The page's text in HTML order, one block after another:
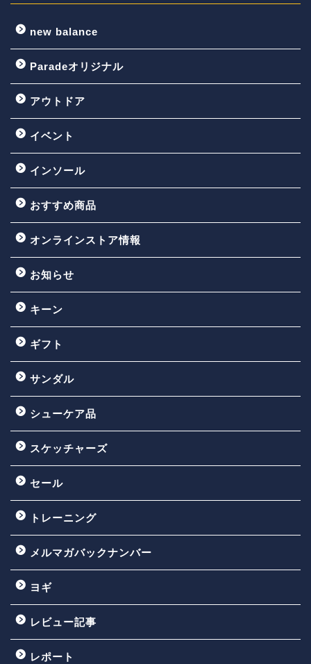
new balance
Paradeオリジナル
アウトドア
イベント
インソール
おすすめ商品
オンラインストア情報
お知らせ
キーン
ギフト
サンダル
シューケア品
スケッチャーズ
セール
トレーニング
メルマガバックナンバー
ヨギ
レビュー記事
レポート